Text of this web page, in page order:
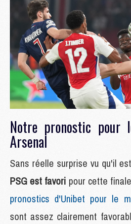
Notre pronostic pour
Arsenal
Sans réelle surprise vu qu'il
PSG est favori pour cette
pronostics d'Unibet pour le
sont assez clairement